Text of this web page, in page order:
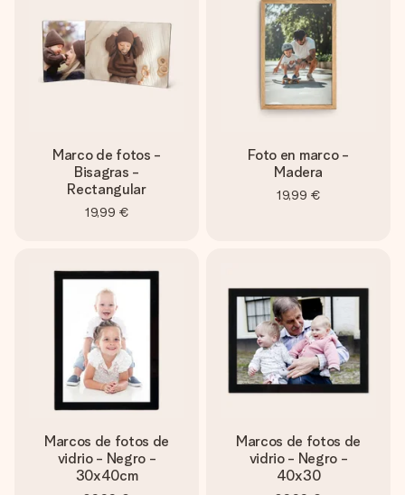
Marco de fotos -
Bisagras -
Rectangular
19,99 €
Foto en marco -
Madera
19,99 €
Marcos de fotos de
vidrio - Negro -
30x40cm
Marcos de fotos de
vidrio - Negro -
40x30